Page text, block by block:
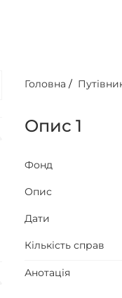
Головна /
Опис 1
Фонд
Опис
Дати
Кількість справ
Анотація